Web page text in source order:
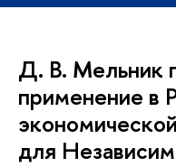
Д. В. Мельник
применение в
для